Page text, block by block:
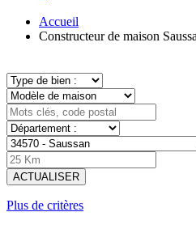
Accueil
Constructeur de maison
ACTUALISER
Plus de critères